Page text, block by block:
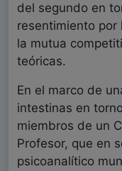
del segundo en
resentimiento por
la mutua
teóricas.
En el marco de
intestinas en
miembros de un
Profesor, que en
psicoanalítico